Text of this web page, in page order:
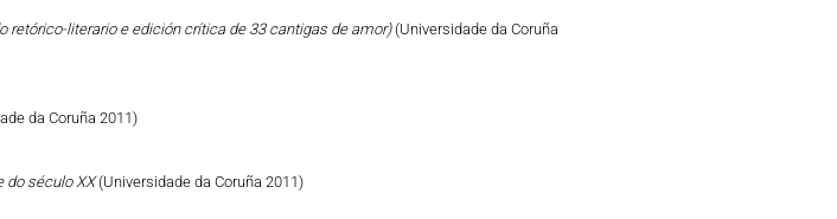
retórico-literario e edición crítica de 33 cantigas de amor)(Universidade da Coruña
da Coruña 2011)
do século XX(Universidade da Coruña 2011)